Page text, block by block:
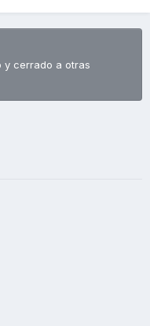
y cerrado a otras